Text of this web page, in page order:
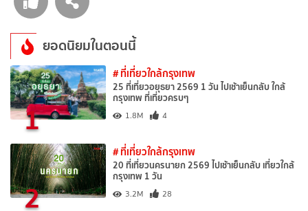
ยอดนิยมในตอนนี้
1
# ที่เที่ยวใกล้กรุงเทพ
25 ที่เที่ยวอยุธยา 2569 1 วัน ไปเช้าเย็นกลับ ใกล้
กรุงเทพ ที่เที่ยวครบๆ
1.8M 4
2
# ที่เที่ยวใกล้กรุงเทพ
20 ที่เที่ยวนครนายก 2569 ไปเช้าเย็นกลับ เที่ยวใกล้
กรุงเทพ 1 วัน
3.2M 28